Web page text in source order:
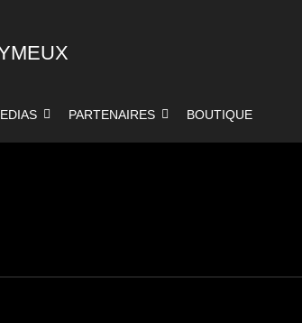
PARTENAIRES BOUTIQUE